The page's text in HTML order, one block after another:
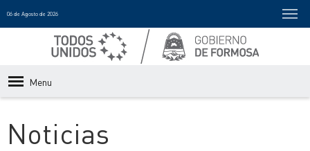
06 de Agosto de 2026
Menu
Noticias